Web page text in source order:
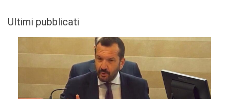
Ultimi pubblicati